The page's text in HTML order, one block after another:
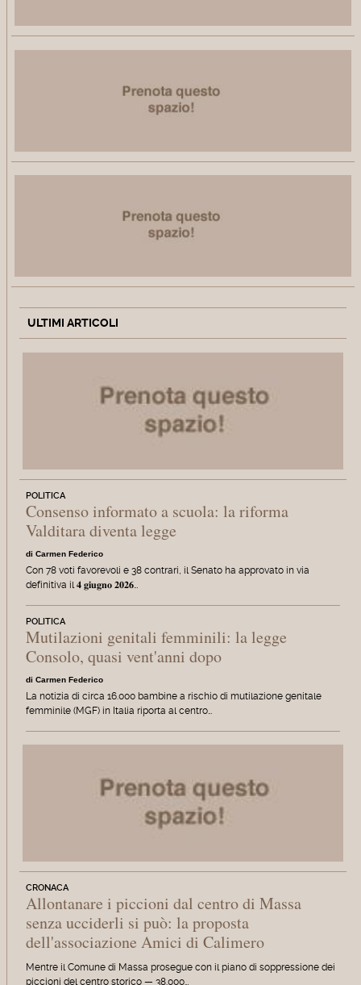
ULTIMI ARTICOLI
POLITICA
Consenso informato a scuola: la riforma
Valditara diventa legge
di Carmen Federico
Con 78 voti favorevoli e 38 contrari, il Senato ha approvato in via
definitiva il 𝟒 𝐠𝐢𝐮𝐠𝐧𝐨 𝟐𝟎𝟐𝟔…
POLITICA
Mutilazioni genitali femminili: la legge
Consolo, quasi vent'anni dopo
di Carmen Federico
La notizia di circa 16.000 bambine a rischio di mutilazione genitale
femminile (MGF) in Italia riporta al centro…
CRONACA
Allontanare i piccioni dal centro di Massa
senza ucciderli si può: la proposta
dell'associazione Amici di Calimero
Mentre il Comune di Massa prosegue con il piano di soppressione dei
piccioni del centro storico — 38.000…